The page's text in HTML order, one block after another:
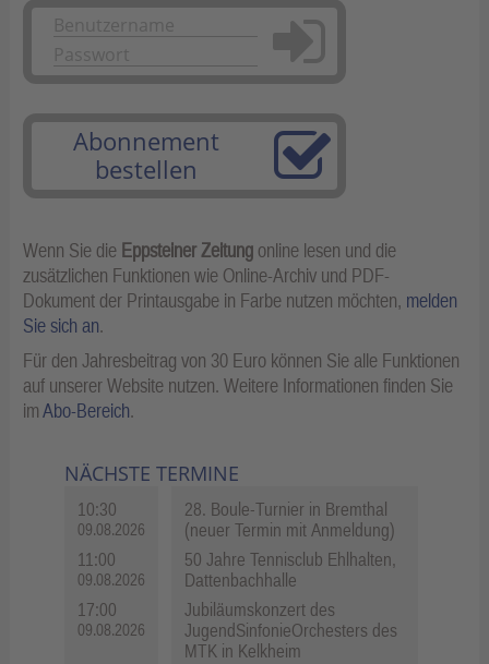
Anmelden
Abonnement
bestellen
Wenn Sie die Eppsteiner Zeitung online lesen und die
zusätzlichen Funktionen wie Online-Archiv und PDF-
Dokument der Printausgabe in Farbe nutzen möchten, melden
Sie sich an.
Für den Jahresbeitrag von 30 Euro können Sie alle Funktionen
auf unserer Website nutzen. Weitere Informationen finden Sie
imAbo-Bereich.
NÄCHSTE TERMINE
10:30
09.08.2026
28. Boule-Turnier in Bremthal
(neuer Termin mit Anmeldung)
11:00
09.08.2026
50 Jahre Tennisclub Ehlhalten,
Dattenbachhalle
17:00
09.08.2026
Jubiläumskonzert des
JugendSinfonieOrchesters des
MTK in Kelkheim